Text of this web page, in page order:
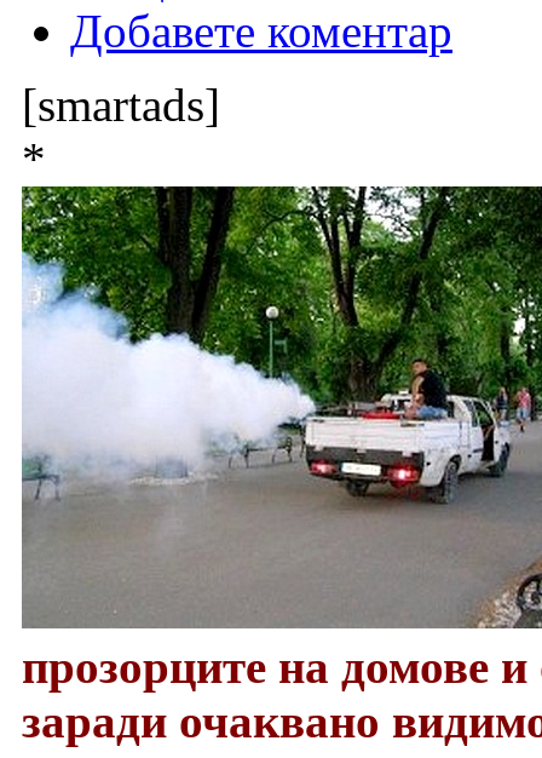
Добавете коментар
[smartads]
*
прозорците на домове
заради очаквано